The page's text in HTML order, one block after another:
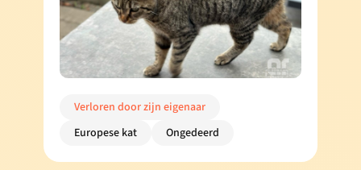
Verloren door zijn eigenaar
Europese kat
Ongedeerd